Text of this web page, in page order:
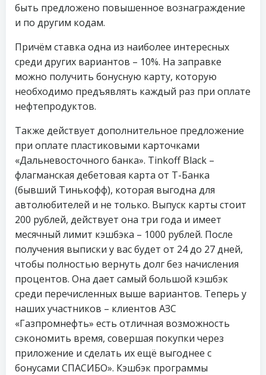
быть предложено повышенное вознаграждение
и по другим кодам.
Причём ставка одна из наиболее интересных
среди других вариантов – 10%. На заправке
можно получить бонусную карту, которую
необходимо предъявлять каждый раз при оплате
нефтепродуктов.
Также действует дополнительное предложение
при оплате пластиковыми карточками
«Дальневосточного банка». Tinkoff Black –
флагманская дебетовая карта от Т-Банка
(бывший Тинькофф), которая выгодна для
автолюбителей и не только. Выпуск карты стоит
200 рублей, действует она три года и имеет
месячный лимит кэшбэка – 1000 рублей. После
получения выписки у вас будет от 24 до 27 дней,
чтобы полностью вернуть долг без начисления
процентов. Она дает самый большой кэшбэк
среди перечисленных выше вариантов. Теперь у
наших участников – клиентов АЗС
«Газпромнефть» есть отличная возможность
сэкономить время, совершая покупки через
приложение и сделать их ещё выгоднее с
бонусами СПАСИБО». Кэшбэк программы